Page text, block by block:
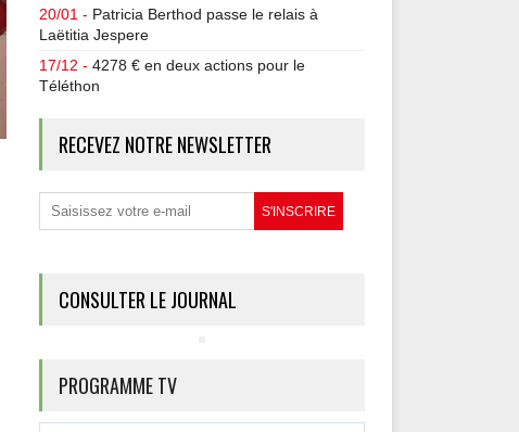
20/01 - Patricia Berthod passe le relais à
Laëtitia Jespere
17/12 - 4278 € en deux actions pour le
Téléthon
RECEVEZ NOTRE NEWSLETTER
CONSULTER LE JOURNAL
PROGRAMME TV